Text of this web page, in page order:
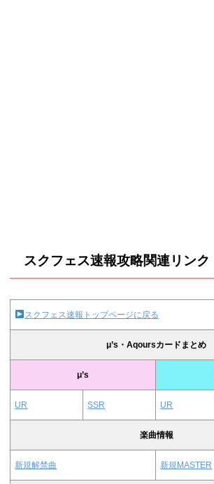
スクフェス速報攻略関連リンク
スクフェス速報トップページに戻る
μ’s・Aqoursカードまとめ
μ’s
UR SSR UR
楽曲情報
新規解禁曲 新規MASTER